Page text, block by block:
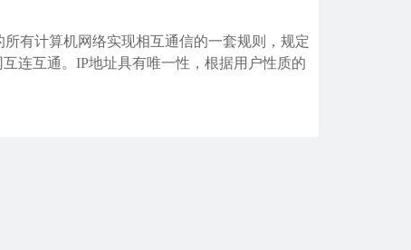
有计算机网络实现相互通信的一套规则，规定
连互通。IP地址具有唯一性，根据用户性质的